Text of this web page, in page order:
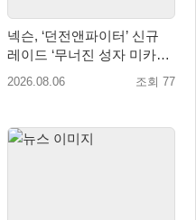
넥슨, ‘던전앤파이터’ 신규
레이드 ‘무너진 성자 미카엘
라’ 업데이트!
2026.08.06 조회 77